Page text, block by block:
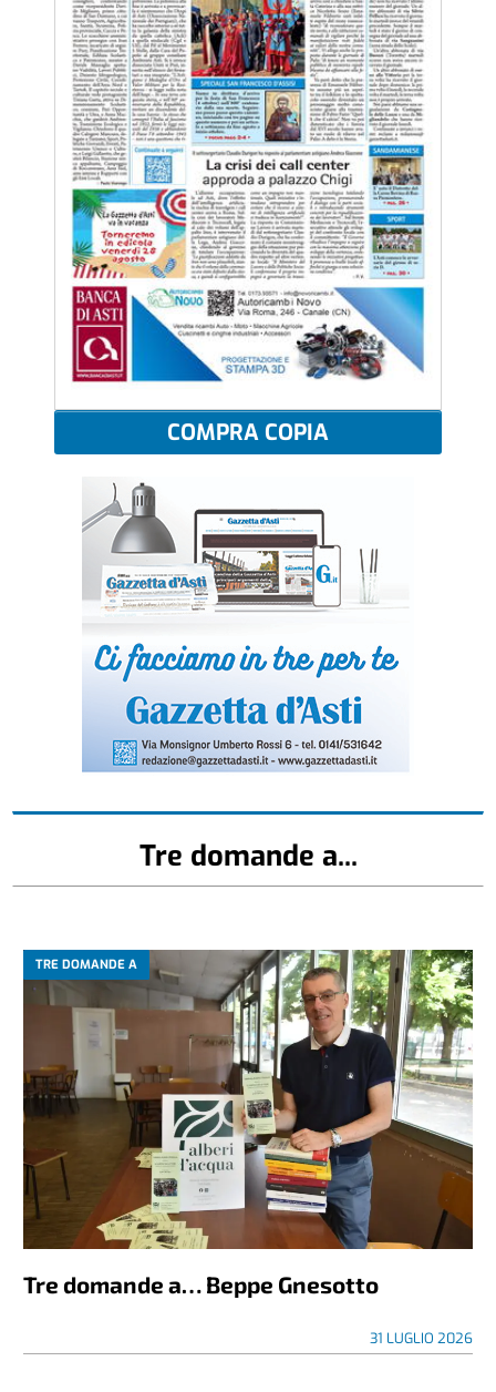
COMPRA COPIA
Tre domande a...
TRE DOMANDE A
Tre domande a… Beppe Gnesotto
31 LUGLIO 2026